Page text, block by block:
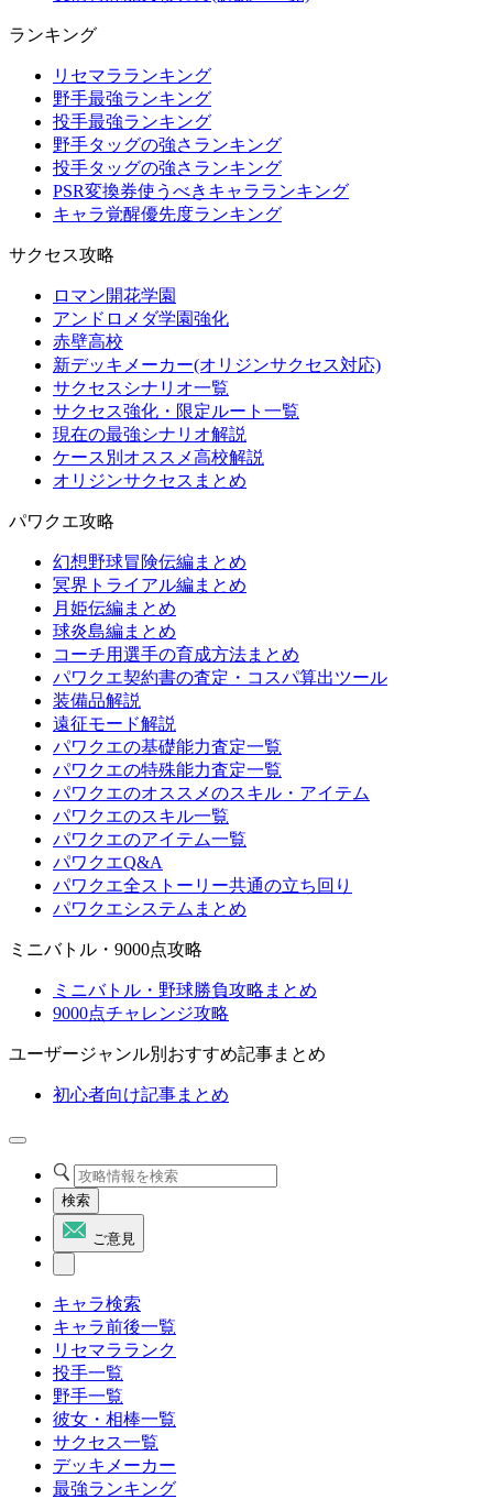
ランキング
リセマラランキング
野手最強ランキング
投手最強ランキング
野手タッグの強さランキング
投手タッグの強さランキング
PSR変換券使うべきキャラランキング
キャラ覚醒優先度ランキング
サクセス攻略
ロマン開花学園
アンドロメダ学園強化
赤壁高校
新デッキメーカー(オリジンサクセス対応)
サクセスシナリオ一覧
サクセス強化・限定ルート一覧
現在の最強シナリオ解説
ケース別オススメ高校解説
オリジンサクセスまとめ
パワクエ攻略
幻想野球冒険伝編まとめ
冥界トライアル編まとめ
月姫伝編まとめ
球炎島編まとめ
コーチ用選手の育成方法まとめ
パワクエ契約書の査定・コスパ算出ツール
装備品解説
遠征モード解説
パワクエの基礎能力査定一覧
パワクエの特殊能力査定一覧
パワクエのオススメのスキル・アイテム
パワクエのスキル一覧
パワクエのアイテム一覧
パワクエQ&A
パワクエ全ストーリー共通の立ち回り
パワクエシステムまとめ
ミニバトル・9000点攻略
ミニバトル・野球勝負攻略まとめ
9000点チャレンジ攻略
ユーザージャンル別おすすめ記事まとめ
初心者向け記事まとめ
検索
ご意見
キャラ検索
キャラ前後一覧
リセマラランク
投手一覧
野手一覧
彼女・相棒一覧
サクセス一覧
デッキメーカー
最強ランキング